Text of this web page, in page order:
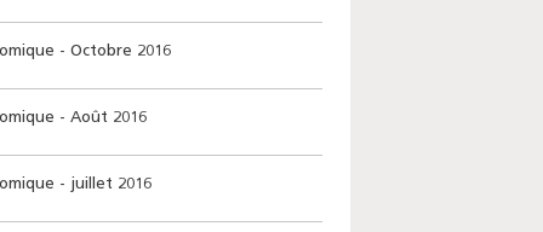
- Octobre 2016
- Août 2016
- juillet 2016